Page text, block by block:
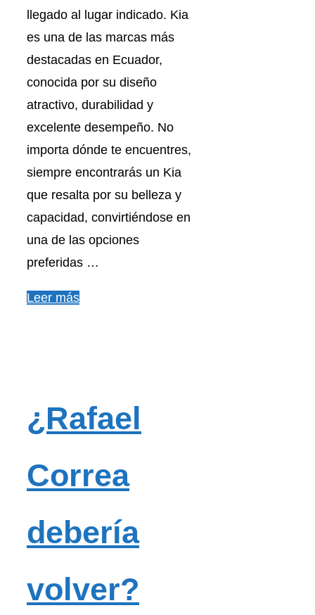
llegado al lugar indicado. Kia
es una de las marcas más
destacadas en Ecuador,
conocida por su diseño
atractivo, durabilidad y
excelente desempeño. No
importa dónde te encuentres,
siempre encontrarás un Kia
que resalta por su belleza y
capacidad, convirtiéndose en
una de las opciones
preferidas …
Leer más
¿Rafael
Correa
debería
volver?